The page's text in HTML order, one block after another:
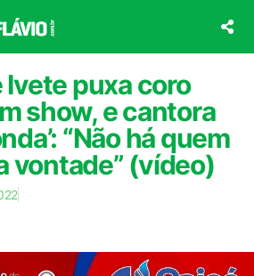
Ivete puxa coro
show, e cantora
“Não há quem
vontade” (vídeo)